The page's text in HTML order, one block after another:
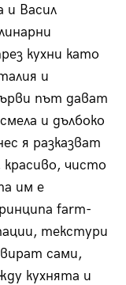
и Васил
кухни като
и
път дават
и дълбоко
я разказват
красиво, чисто
им е
farm-
текстури
сами,
кухнята и